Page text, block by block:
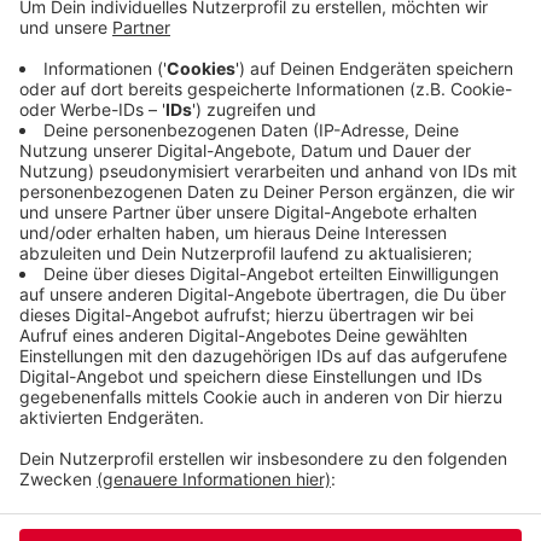
schwer beschädigt. Um den genauen Ablauf des
Menschen melden, die den Seat auf seiner Fahrt
bis zur Norrenbergstraße gesehen haben und
womöglich auch den Unfall, den der 18-Jährige
beim Wenden verursacht haben soll.
Veröffentlicht:Samstag, 06.01.2024 06:58
Anzeige
Anzeige